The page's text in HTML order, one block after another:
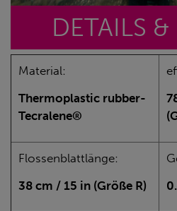
DETAILS &
Material:
Thermoplastic rubber-
Tecralene®
Flossenblattlänge:
38 cm / 15 in (Größe R)